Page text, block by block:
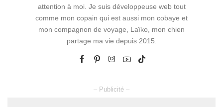
attention à moi. Je suis développeuse web tout
comme mon copain qui est aussi mon cobaye et
mon compagnon de voyage, Laïko, mon chien
partage ma vie depuis 2015.
– Publicité –